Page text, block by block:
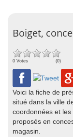
Boiget,
0 Votes (0)
Voici la fiche de
situé dans la ville
coordonnées et les
proposés en
magasin.